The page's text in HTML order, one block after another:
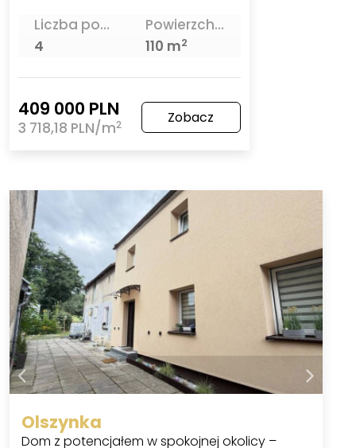
Liczba pokoi
4
Powierzchnia
110 m2
409 000 PLN
3 718,18 PLN/m2 Zobacz
Olszynka
Dom z potencjałem w spokojnej okolicy –